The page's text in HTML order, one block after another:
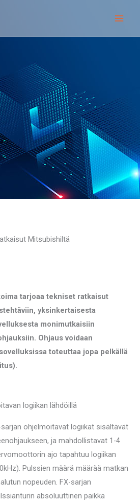
Mitsubishiltä
tarjoaa tekniset ratkaisut
yksinkertaisesta
monimutkaisiin
Ohjaus voidaan
toteuttaa jopa pelkällä
logiikan lähdöillä
ohjelmoitavat logiikat sisältävät
ja mahdollistavat 1-4
ajo tapahtuu logiikan
Pulssien määrä määrää matkan
nopeuden. FX-sarjan
absoluuttinen paikka